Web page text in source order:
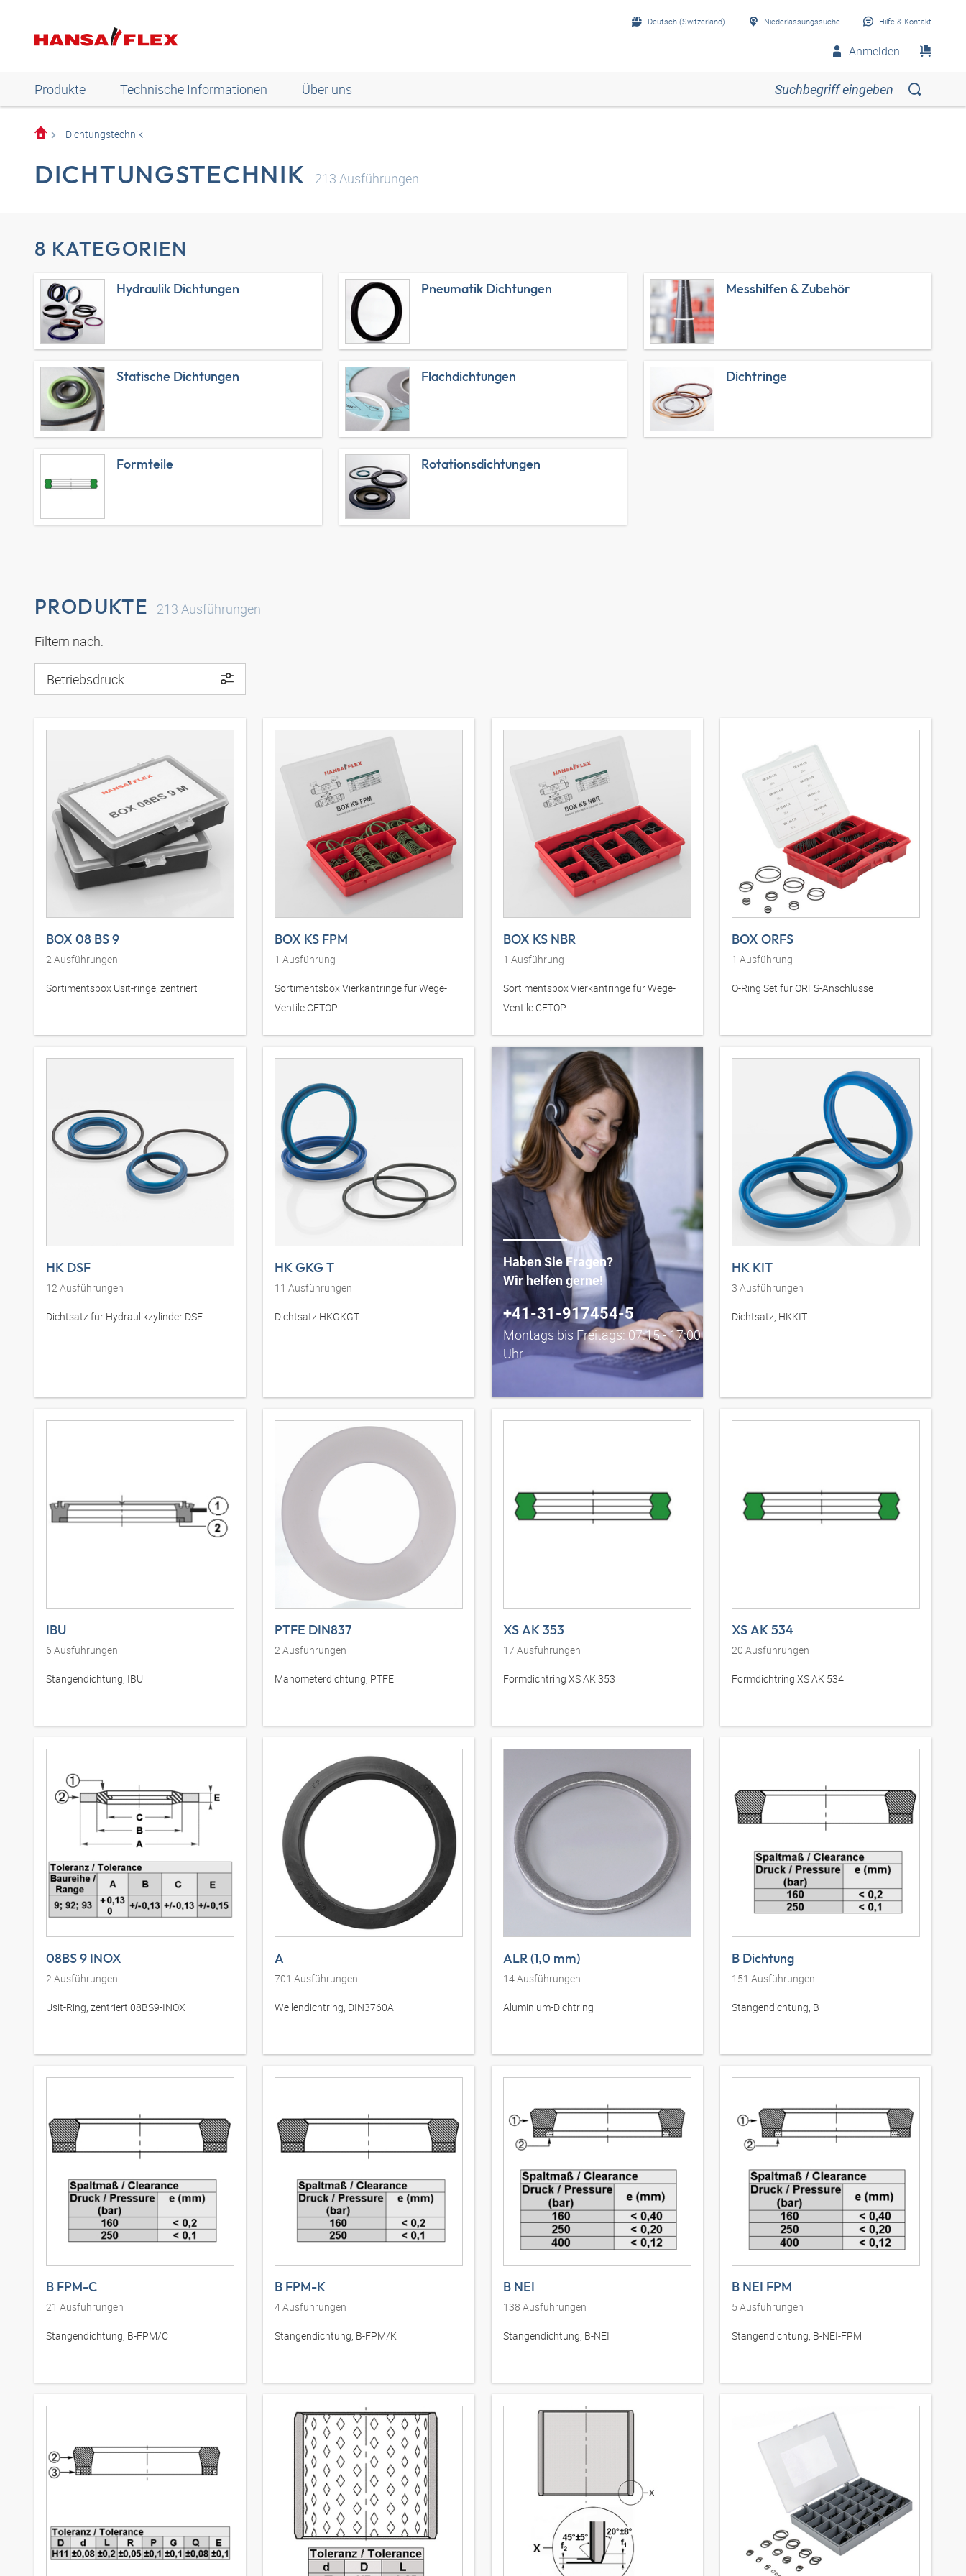
Deutsch (Switzerland) Niederlassungssuche Hilfe & Kontakt
Anmelden
Produkte Technische Informationen Über uns
Dichtungstechnik
DICHTUNGSTECHNIK 213 Ausführungen
8 KATEGORIEN
Hydraulik Dichtungen Pneumatik Dichtungen Messhilfen & Zubehör
Statische Dichtungen Flachdichtungen Dichtringe
Formteile Rotationsdichtungen
PRODUKTE 213 Ausführungen
Filtern nach:
Betriebsdruck
BOX 08 BS 9
2 Ausführungen
Sortimentsbox Usit-ringe, zentriert
BOX KS FPM
1 Ausführung
Sortimentsbox Vierkantringe für Wege-
Ventile CETOP
BOX KS NBR
1 Ausführung
Sortimentsbox Vierkantringe für Wege-
Ventile CETOP
BOX ORFS
1 Ausführung
O-Ring Set für ORFS-Anschlüsse
HK DSF
12 Ausführungen
Dichtsatz für Hydraulikzylinder DSF
HK GKG T
11 Ausführungen
Dichtsatz HKGKGT
Haben Sie Fragen?
Wir helfen gerne!
+41-31-917454-5
Montags bis Freitags: 07:15 - 17:00
Uhr
HK KIT
3 Ausführungen
Dichtsatz, HKKIT
IBU
6 Ausführungen
Stangendichtung, IBU
PTFE DIN837
2Ausführungen
Manometerdichtung, PTFE
XS AK 353
17 Ausführungen
Formdichtring XS AK 353
XS AK 534
20 Ausführungen
Formdichtring XS AK 534
08BS 9 INOX
2Ausführungen
Usit-Ring, zentriert 08BS9-INOX
A
701 Ausführungen
Wellendichtring, DIN3760A
ALR (1,0 mm)
14Ausführungen
Aluminium-Dichtring
B Dichtung
151 Ausführungen
Stangendichtung, B
B FPM-C
21 Ausführungen
Stangendichtung, B-FPM/C
B FPM-K
4Ausführungen
Stangendichtung, B-FPM/K
B NEI
138 Ausführungen
Stangendichtung, B-NEI
B NEI FPM
5 Ausführungen
Stangendichtung, B-NEI-FPM